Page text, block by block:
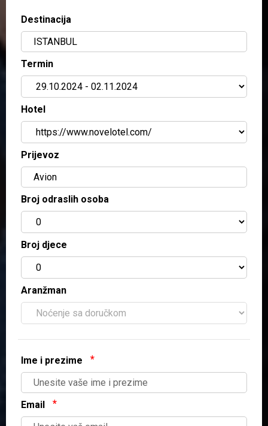
Destinacija
Termin
Hotel
Prijevoz
Broj odraslih osoba
Broj djece
Aranžman
Ime i prezime
Email